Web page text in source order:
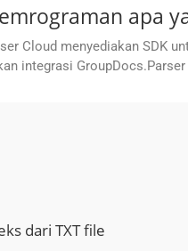
apa
Cloud menyediakan SDK
integrasi
dari TXT file